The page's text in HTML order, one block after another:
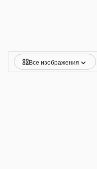
Все изображения